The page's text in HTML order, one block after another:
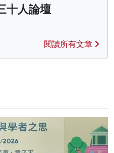
十人論壇
閱讀所有文章